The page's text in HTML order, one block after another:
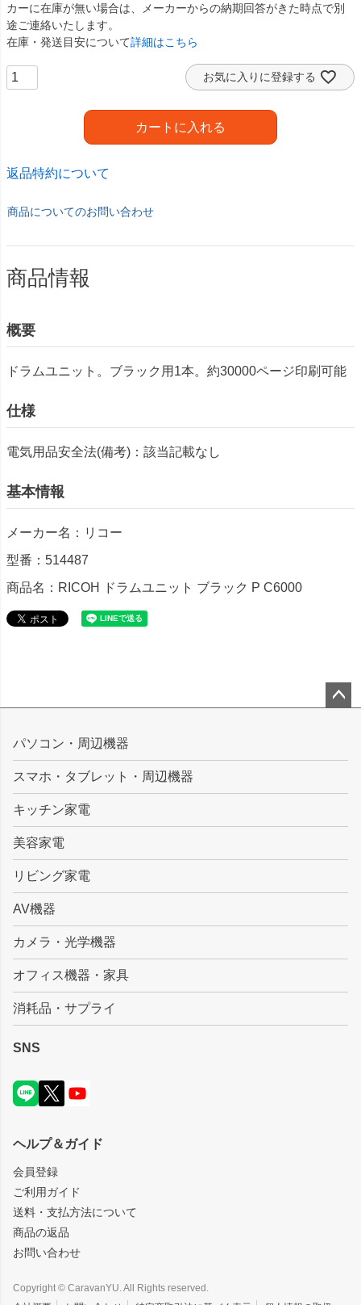
カーに在庫が無い場合は、メーカーからの納期回答がきた時点で別
途ご連絡いたします。
在庫・発送目安について詳細はこちら
お気に入りに登録する
カートに入れる
返品特約について
商品についてのお問い合わせ
商品情報
概要
ドラムユニット。ブラック用1本。約30000ページ印刷可能
仕様
電気用品安全法(備考)：該当記載なし
基本情報
メーカー名：リコー
型番：514487
商品名：RICOH ドラムユニット ブラック P C6000
ップ
パソコン・周辺機器
スマホ・タブレット・周辺機器
キッチン家電
美容家電
リビング家電
AV機器
カメラ・光学機器
オフィス機器・家具
消耗品・サプライ
SNS
ヘルプ＆ガイド
会員登録
ご利用ガイド
送料・支払方法について
商品の返品
お問い合わせ
Copyright © CaravanYU. All Rights reserved.